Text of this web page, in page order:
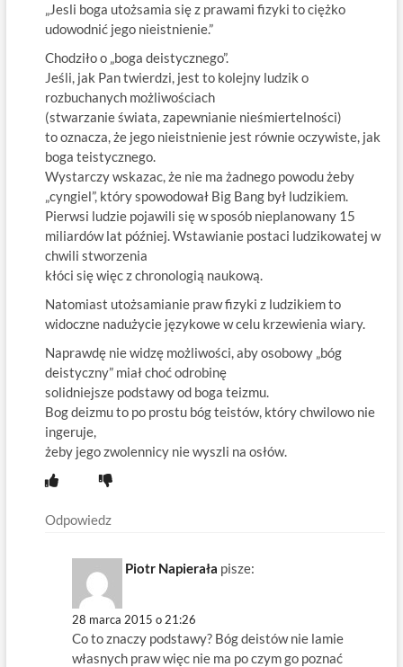
„Jesli boga utożsamia się z prawami fizyki to ciężko
udowodnić jego nieistnienie.”
Chodziło o „boga deistycznego”.
Jeśli, jak Pan twierdzi, jest to kolejny ludzik o
rozbuchanych możliwościach
(stwarzanie świata, zapewnianie nieśmiertelności)
to oznacza, że jego nieistnienie jest równie oczywiste, jak
boga teistycznego.
Wystarczy wskazac, że nie ma żadnego powodu żeby
„cyngiel”, który spowodował Big Bang był ludzikiem.
Pierwsi ludzie pojawili się w sposób nieplanowany 15
miliardów lat później. Wstawianie postaci ludzikowatej w
chwili stworzenia
kłóci się więc z chronologią naukową.
Natomiast utożsamianie praw fizyki z ludzikiem to
widoczne nadużycie językowe w celu krzewienia wiary.
Naprawdę nie widzę możliwości, aby osobowy „bóg
deistyczny” miał choć odrobinę
solidniejsze podstawy od boga teizmu.
Bog deizmu to po prostu bóg teistów, który chwilowo nie
ingeruje,
żeby jego zwolennicy nie wyszli na osłów.
Odpowiedz
Piotr Napierała pisze:
28 marca 2015 o 21:26
Co to znaczy podstawy? Bóg deistów nie lamie
własnych praw więc nie ma po czym go poznać